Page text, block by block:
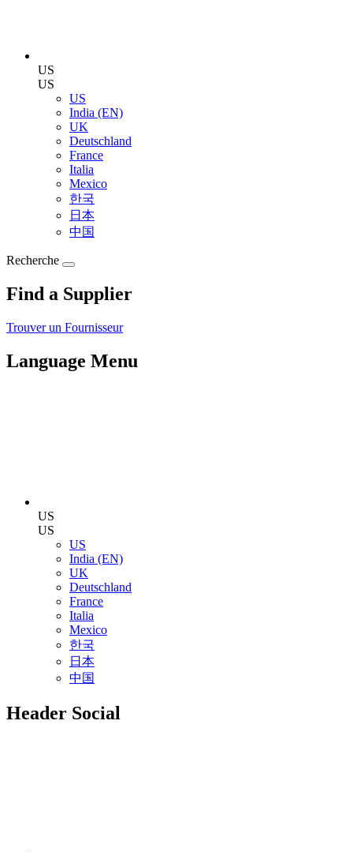
US
US
US
India (EN)
UK
Deutschland
France
Italia
Mexico
한국
日本
中国
Recherche
Find a Supplier
Trouver un Fournisseur
Language Menu
US
US
US
India (EN)
UK
Deutschland
France
Italia
Mexico
한국
日本
中国
Header Social